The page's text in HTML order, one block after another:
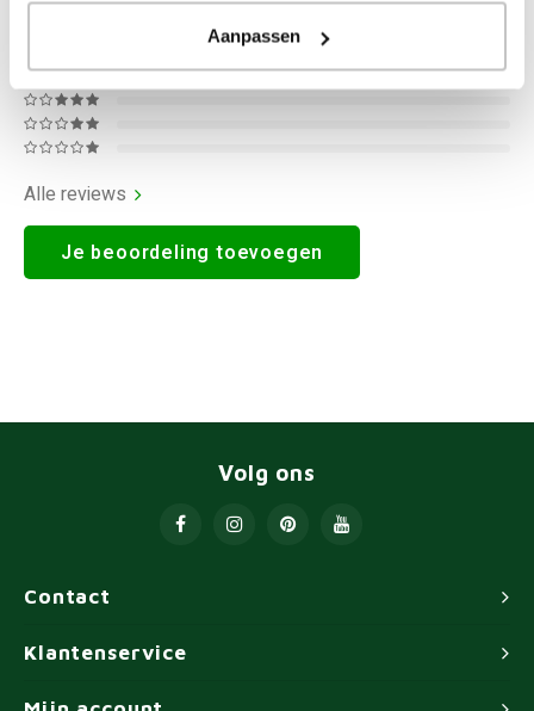
Aanpassen
Alle reviews
Je beoordeling toevoegen
Contact
Volg ons
Klantenservice